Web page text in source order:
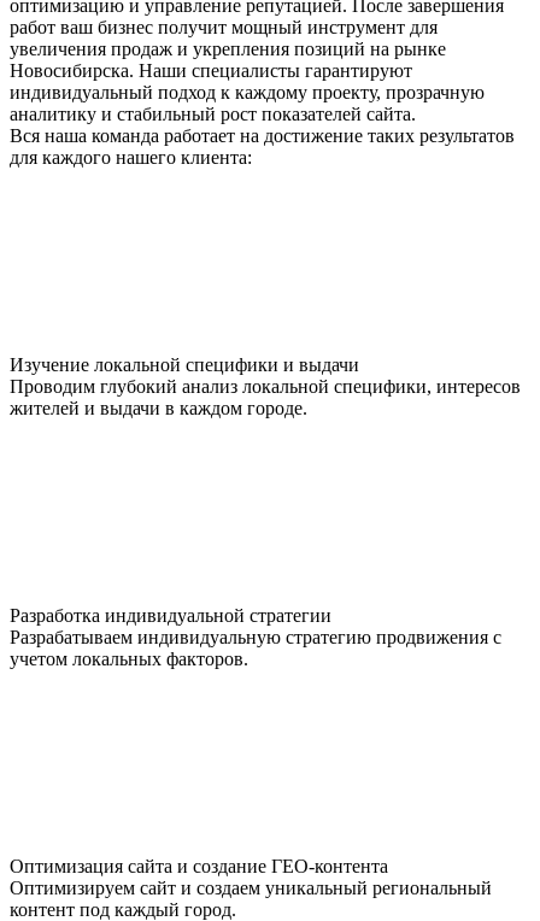
оптимизацию и управление репутацией. После завершения
работ ваш бизнес получит мощный инструмент для
увеличения продаж и укрепления позиций на рынке
Новосибирска. Наши специалисты гарантируют
индивидуальный подход к каждому проекту, прозрачную
аналитику и стабильный рост показателей сайта.
Вся наша команда работает на достижение таких результатов
для каждого нашего клиента:
Изучение локальной специфики и выдачи
Проводим глубокий анализ локальной специфики, интересов
жителей и выдачи в каждом городе.
Разработка индивидуальной стратегии
Разрабатываем индивидуальную стратегию продвижения с
учетом локальных факторов.
Оптимизация сайта и создание ГЕО-контента
Оптимизируем сайт и создаем уникальный региональный
контент под каждый город.